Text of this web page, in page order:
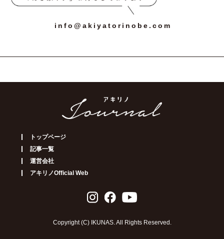
info@akiyatorinobe.com
トップページ
記事一覧
運営会社
アキリノOfficial Web
Copyright (C) IKUNAS. All Rights Reserved.